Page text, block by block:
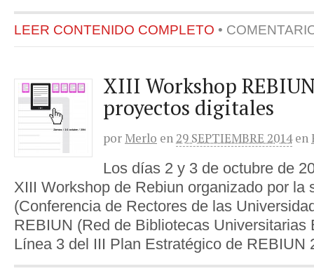
LEER CONTENIDO COMPLETO •
XIII Workshop
proyectos digitales
por Merlo en 29 SEPTIEMBRE 2014 en
Los días 2 y 3 de octubre de
XIII Workshop de Rebiun organizado por la
(Conferencia de Rectores de las
REBIUN (Red de Bibliotecas Universitarias
Línea 3 del III Plan Estratégico de REBIUN